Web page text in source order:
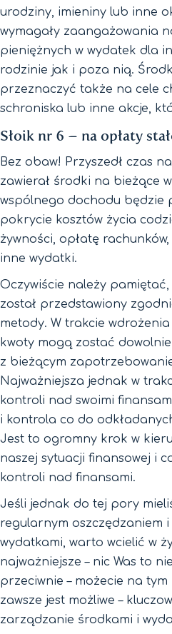
urodziny, imieniny lub inne
wymagały zaangażowania
pieniężnych w wydatek dla
rodzinie jak i poza nią.
przeznaczyć także na cele
schroniska lub inne akcje,
Słoik nr 6 – na opłaty
Bez obaw! Przyszedł czas
zawierał środki na bieżące
wspólnego dochodu będzie
pokrycie kosztów życia
żywności, opłatę
inne wydatki.
Oczywiście należy
został przedstawiony
metody. W trakcie
kwoty mogą zostać
z bieżącym
Najważniejsza jednak w
kontroli nad swoimi
i kontrola co do
Jest to ogromny krok w
naszej sytuacji finansowej i
kontroli nad finansami.
Jeśli jednak do tej pory
regularnym oszczędzaniem
wydatkami, warto wcielić w
najważniejsze – nic Was to
przeciwnie – możecie na
zawsze jest możliwe –
zarządzanie środkami i